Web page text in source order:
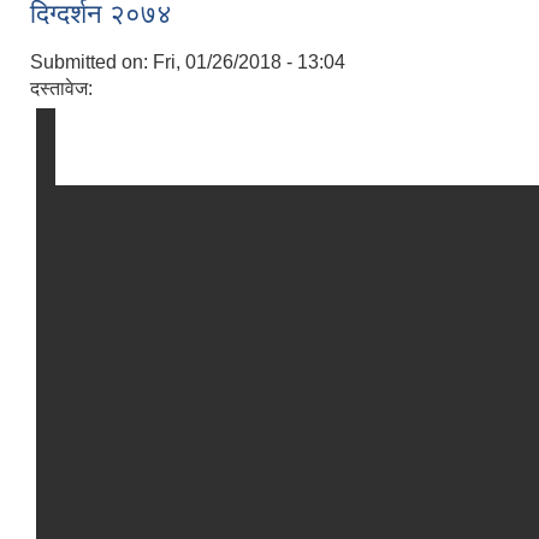
दिग्दर्शन २०७४
Submitted on: Fri, 01/26/2018 - 13:04
दस्तावेज: